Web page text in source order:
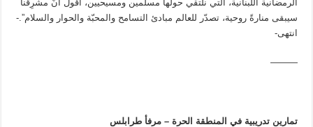
الرمضانية اللبنانية، التي نلتقي حولها مسلمين ومسيحيين، أقول أنّ مشرِقُنا
سيبقى منارةً روحية، تصدّر للعالم مبادئ التسامح والمحبّة والحوار والسلام”.-
انتهى-
———
تمارين تدريبية في المنطقة الحرة – مرفأ طرابلس